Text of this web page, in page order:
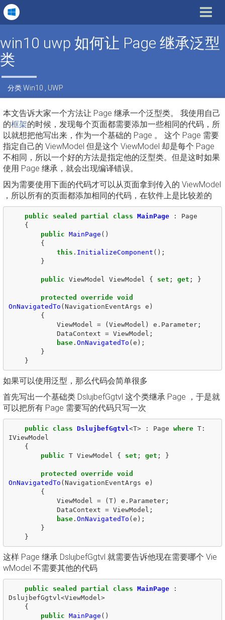
Toggle
win10 uwp 如何让 Page 继承泛型
类
分类Win10 UWP
本文告诉大家一个方法让 Page 继承一个泛型类。 我使用自己
的框架的时候，发现每个页面都需要添加一些相同的代码，所
以就想把他写出来，作为一个基础的 Page 。 这个 Page 需要
指定自己的 ViewModel 但是这个 ViewModel 却是每个 Page
不相同，所以一个好的方法是指定他的泛型类。但是这时如果
使用 Page 继承，就会出现编译错误。
因为需要使用下面的代码才可以从页面拿到传入的 ViewModel
，所以所有的页面都添加相同的代码，在软件上是比较差的
public sealed partial class MainPage :
Page
{
public MainPage ()
{
this . InitializeComponent ();
}
public ViewModel ViewModel { set ; get ; }
protected override void
OnNavigatedTo (NavigationEventArgs e )
{
ViewModel
= (ViewModel ) e . Parameter;
DataContext = ViewModel ;
base. OnNavigatedTo (e );
}
}
如果可以使用泛型，那么代码会简单很多
首先写出一个基础类 DslujbefGgtvl 这个类继承 Page ，于是就
可以把所有 Page 需要写的代码只写一次
public class DslujbefGgtvl <T> : Page where T:
IViewModel
{
public T ViewModel { set ; get ; }
protected override void
OnNavigatedTo (NavigationEventArgs e )
{
ViewModel
= (T) e . Parameter;
DataContext = ViewModel ;
base. OnNavigatedTo (e );
}
}
这样 Page 继承 DslujbefGgtvl 就需要告诉他现在需要哪个 Vie
wModel 不需要其他的代码
public sealed partial class MainPage
:
DslujbefGgtvl <ViewModel >
{
public MainPage ()